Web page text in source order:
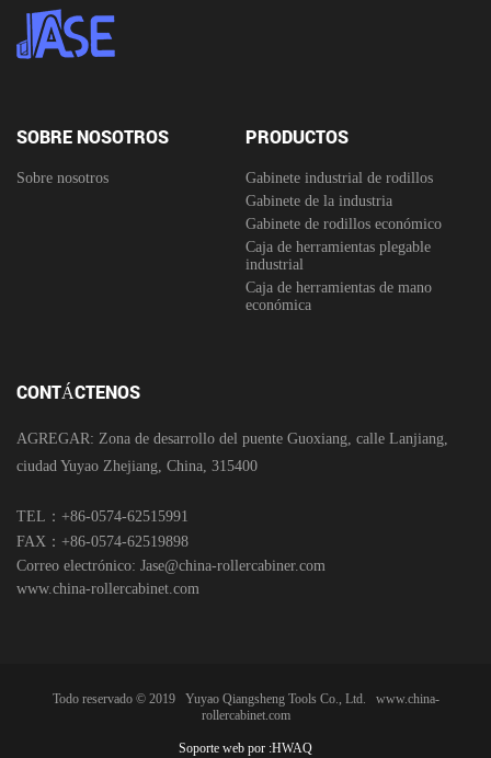
SOBRE NOSOTROS
Sobre nosotros
PRODUCTOS
Gabinete industrial de rodillos
Gabinete de la industria
Gabinete de rodillos económico
Caja de herramientas plegable
industrial
Caja de herramientas de mano
económica
CONTÁCTENOS
AGREGAR: Zona de desarrollo del puente Guoxiang, calle Lanjiang,
ciudad Yuyao Zhejiang, China, 315400
TEL：+86-0574-62515991
FAX：+86-0574-62519898
Correo electrónico: Jase@china-rollercabiner.com
www.china-rollercabinet.com
Todo reservado © 2019 Yuyao Qiangsheng Tools Co., Ltd.
www.china-
rollercabinet.com
Soporte web por :HWAQ